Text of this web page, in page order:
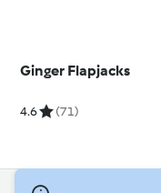
Ginger Flapjacks
4.6 (71)